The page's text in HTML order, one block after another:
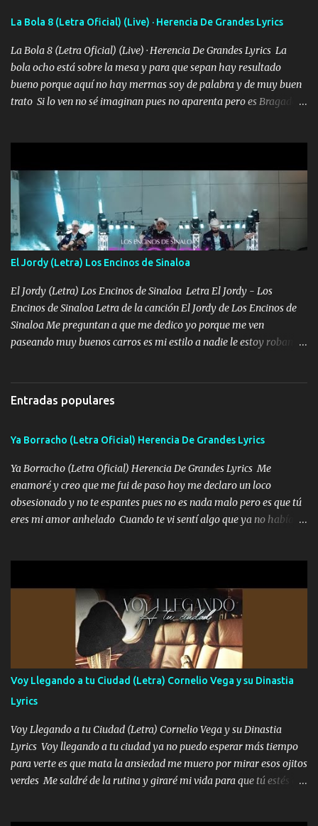
firme el legado que si como me llamó varios ya se han preguntado
fajado y mi R terciado me van a ver allá por TJ para un licenciado
mando un abrazo andamos al cien Choritas también Música
Ando en la colonia bien acelerado traigo un M2 que nunca me ha
fallado para mi compadre mandó un fuerte abrazo también al
lo que hablo Entre lob...
La Bola 8 (Letra Oficial) (Live) · Herencia De Grandes Lyrics
La Bola 8 (Letra Oficial) (Live) · Herencia De Grandes Lyrics La
bola ocho está sobre la mesa y para que sepan hay resultado
bueno porque aquí no hay mermas soy de palabra y de muy buen
trato Si lo ven no sé imaginan pues no aparenta pero es Bragado a
ver solo más no ando solo ai ta el aparato con cargador extendido
para lucirlo yo aquí lo calmo Y mis collares me dan protección me
cuidan los santos y mi Dios cada día con mas ganas le doy todo
por un futuro mejor Música Empecé desde los trece y hasta la
fecha aún sigo vigente no soy manchado soy bueno pero si me
alteró de repente Mi carnal Abel aun lado ni uno con el otro no se
ha rajado pal Chinchillas un saludo y para un amigo que está en
Peñasco Me fajó una Glock al cinto y de Louis Vuitton son mis
zapatos mi es...
El Jordy (Letra) Los Encinos de Sinaloa
El Jordy (Letra) Los Encinos de Sinaloa Letra El Jordy - Los
Encinos de Sinaloa Letra de la canción El Jordy de Los Encinos de
Sinaloa Me preguntan a que me dedico yo porque me ven
paseando muy buenos carros es mi estilo a nadie le estoy robando
miraban trabajando la escuela dejé el dinero estaba escaso Mi
familia que nunca les falte nada es la gran razón que a diario me
mi esposa no se ra'ja Música Me rodearon y la puerta me
tumbaron prisionero en caliente me llevaron me achacaba cargos
que estaban muy raros me gritaba a donde tienes el clavo Yo me
enfiesto me gusta vivir en grande más me cuido me gusta ser
responsable hay rateros envidiosos que no falten mi dios es grande
me cuida de las maldades Pa el equipo aquí le mando un abrazo
Entradas populares
Ya Borracho (Letra Oficial) Herencia De Grandes Lyrics
Ya Borracho (Letra Oficial) Herencia De Grandes Lyrics Me
enamoré y creo que me fui de paso hoy me declaro un loco
obsesionado y no te espantes pues no es nada malo pero es que tú
eres mi amor anhelado Cuando te vi sentí algo que ya no había
cariño de mi alma Que pa febrero vendré frente a ti con mis
preguntas y digas que sí hacernos novios y verte feliz y muy
contenta como yo por ti Música Pregúntame qué es lo que me
enamora pa describirte unas cuantas horas también pregunta que
quiero contigo que seas dichosa al estar conmigo Y ya borracho
contéstame la llamada pa dedicarte unas bonitas palabras así
borracho me animo a decirte todo y puedo describirlo mucho que
me encantes Decirte que me siento muy feliz y emocionado por
tenerte aquí espero que quiera...
Voy Llegando a tu Ciudad (Letra) Cornelio Vega y su Dinastia
Lyrics
Voy Llegando a tu Ciudad (Letra) Cornelio Vega y su Dinastia
Lyrics Voy llegando a tu ciudad ya no puedo esperar más tiempo
para verte es que mata la ansiedad me muero por mirar esos ojitos
verdes Me saldré de la rutina y giraré mi vida para que tú estés en